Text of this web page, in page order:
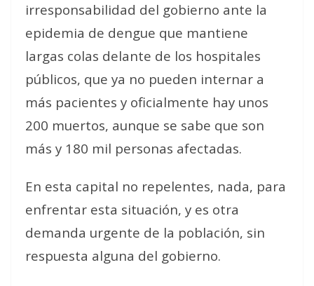
irresponsabilidad del gobierno ante la
epidemia de dengue que mantiene
largas colas delante de los hospitales
públicos, que ya no pueden internar a
más pacientes y oficialmente hay unos
200 muertos, aunque se sabe que son
más y 180 mil personas afectadas.
En esta capital no repelentes, nada, para
enfrentar esta situación, y es otra
demanda urgente de la población, sin
respuesta alguna del gobierno.